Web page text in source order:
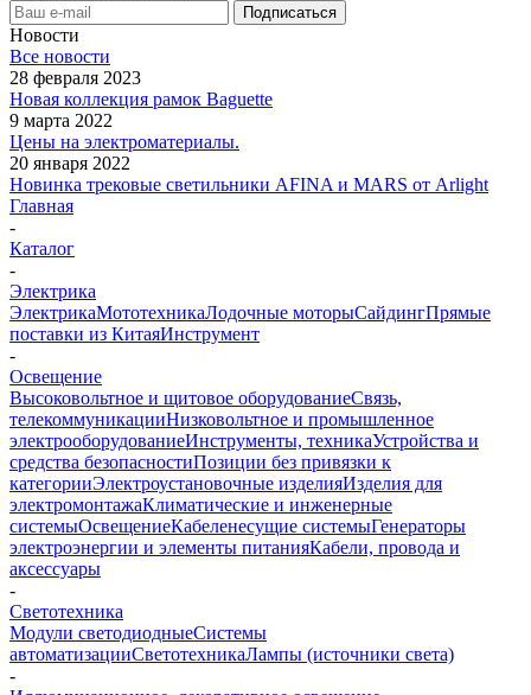
Новости
Все новости
28 февраля 2023
Новая коллекция рамок Baguette
9 марта 2022
Цены на электроматериалы.
20 января 2022
Новинка трековые светильники AFINA и MARS от Arlight
Главная
-
Каталог
-
Электрика
ЭлектрикаМототехникаЛодочные моторыСайдингПрямые
поставки из КитаяИнструмент
-
Освещение
Высоковольтное и щитовое оборудованиеСвязь,
телекоммуникацииНизковольтное и промышленное
электрооборудованиеИнструменты, техникаУстройства и
средства безопасностиПозиции без привязки к
категорииЭлектроустановочные изделияИзделия для
электромонтажаКлиматические и инженерные
системыОсвещениеКабеленесущие системыГенераторы
электроэнергии и элементы питанияКабели, провода и
аксессуары
-
Светотехника
Модули светодиодныеСистемы
автоматизацииСветотехникаЛампы (источники света)
-